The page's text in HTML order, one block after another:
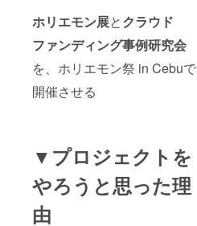
ホリエモン展とクラウド
ファンディング事例研究会
を、ホリエモン祭 in Cebuで
開催させる
▼プロジェクトを
やろうと思った理
由